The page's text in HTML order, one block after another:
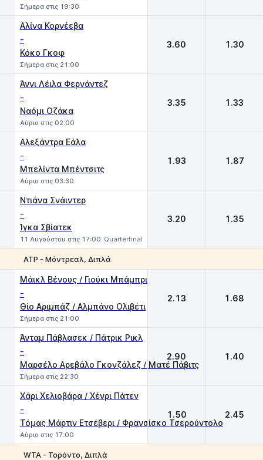
Σήμερα στις 19:30
Αλίνα Κορνέεβα
-
Κόκο Γκοφ
Σήμερα στις 21:00
3.60 1.30
Άννι Λέιλα Φερνάντεζ
-
Ναόμι Οζάκα
Αύριο στις 02:00
3.35 1.33
Αλεξάντρα Εάλα
-
Μπελίντα Μπέντσιτς
Αύριο στις 03:30
1.93 1.87
Ντιάνα Σνάιντερ
-
Ίγκα Σβίατεκ
11 Αυγούστου στις 17:00 Quarterfinal
3.20 1.35
ATP - Μόντρεαλ, Διπλά
Μάικλ Βένους / Γιούκι Μπάμπρι
-
Θίο Αριμπάζ / Αλμπάνο Ολιβέτι
Σήμερα στις 21:00
2.13 1.68
Άνταμ Πάβλασεκ / Πάτρικ Ρικλ
-
Μαρσέλο Αρεβάλο Γκονζάλεζ / Ματέ Πάβιτς
Σήμερα στις 22:30
2.90 1.40
Χάρι Χελιοβάρα / Χένρι Πάτεν
-
Τόμας Μάρτιν Ετσέβερι / Φρανσίσκο Τσερούντολο
Αύριο στις 17:00
1.50 2.45
WTA - Τορόντο, Διπλά